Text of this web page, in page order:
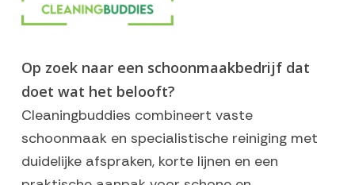
Op zoek naar een schoonmaakbedrijf dat
doet wat het belooft?
Cleaningbuddies combineert vaste
schoonmaak en specialistische reiniging met
duidelijke afspraken, korte lijnen en een